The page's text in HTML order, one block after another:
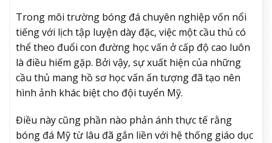
Trong môi trường bóng đá chuyên nghiệp vốn nổi
tiếng với lịch tập luyện dày đặc, việc một cầu thủ có
thể theo đuổi con đường học vấn ở cấp độ cao luôn
là điều hiếm gặp. Bởi vậy, sự xuất hiện của những
cầu thủ mang hồ sơ học vấn ấn tượng đã tạo nên
hình ảnh khác biệt cho đội tuyển Mỹ.
Điều này cũng phần nào phản ánh thực tế rằng
bóng đá Mỹ từ lâu đã gắn liền với hệ thống giáo dục